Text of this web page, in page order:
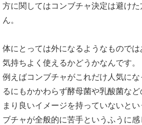
方に関してはコンブチャ決定は避け
ん。
体にとっては外になるようなもので
気持ちよく使えるかどうかなんです。
例えばコンブチャがこれだけ人気に
るにもかかわらず酵母菌や乳酸菌な
まり良いイメージを持っていないと
ブチャが全般的に苦手というふうに感